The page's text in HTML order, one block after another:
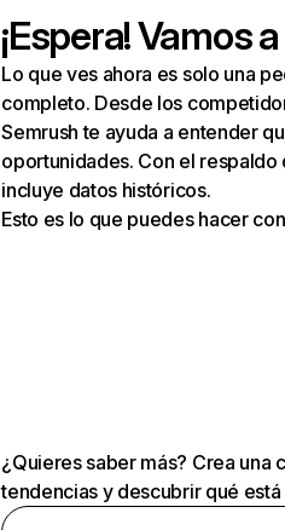
¡Espera! Vamos
Lo que ves ahora es solo una
completo. Desde los
Semrush te ayuda a entender
oportunidades. Con el
incluye datos históricos.
Esto es lo que puedes hacer
¿Quieres saber más? Crea una
tendencias y descubrir qué